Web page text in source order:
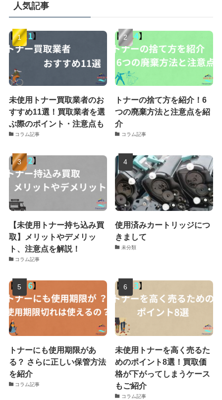
人気記事
未使用トナー買取業者のお
すすめ11選！買取業者を選
ぶ際のポイント・注意点も
コラム記事
トナーの捨て方を紹介！6
つの廃棄方法と注意点を紹
介
コラム記事
【未使用トナー持ち込み買
取】メリットやデメリッ
ト、注意点を解説！
コラム記事
使用済みカートリッジにつ
きまして
未分類
トナーにも使用期限があ
る？ さらに正しい保管方法
を紹介
コラム記事
未使用トナーを高く売るた
めのポイント8選！買取価
格が下がってしまうケース
もご紹介
コラム記事